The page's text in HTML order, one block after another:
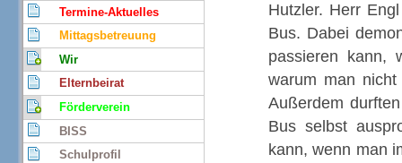
Hutzler. Herr
Bus. Dabei
passieren kann,
warum man
Außerdem
Bus selbst
kann, wenn man
Termine-Aktuelles
Mittagsbetreuung
Wir
Elternbeirat
Förderverein
BISS
Schulprofil